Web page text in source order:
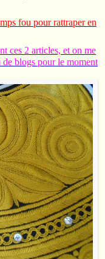
fou pour rattraper en
ces 2 articles, et on me
de blogs pour le moment